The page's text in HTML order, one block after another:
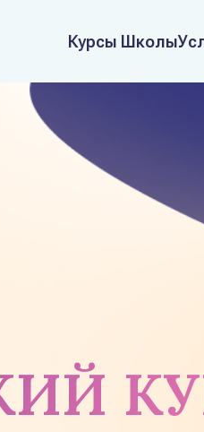
Курсы Школы